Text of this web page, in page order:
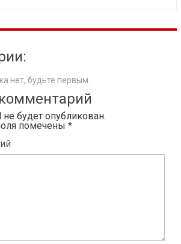
нет, будьте первым.
будет опубликован.
помечены *